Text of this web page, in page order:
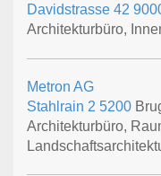
Davidstrasse 42
Architekturbüro,
Metron AG
Stahlrain 2 5200
Architekturbüro,